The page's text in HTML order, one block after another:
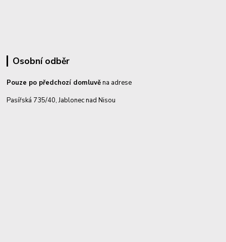
Osobní odběr
Pouze po předchozí domluvěna adrese
Pasířská 735/40, Jablonec nad Nisou